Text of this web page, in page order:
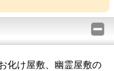
化け屋敷、幽霊屋敷の